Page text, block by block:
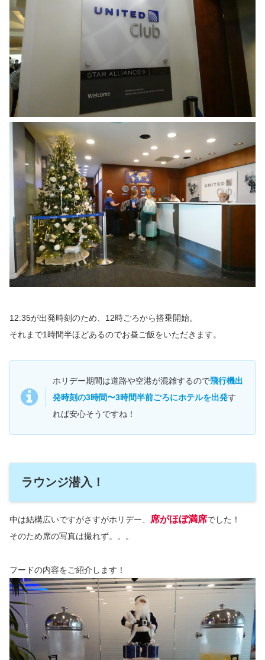
12:35が出発時刻のため、12時ごろから搭乗開始。
それまで1時間半ほどあるのでお昼ご飯をいただきます。
ホリデー期間は道路や空港が混雑するので飛行機出
発時刻の3時間〜3時間半前ごろにホテルを出発す
れば安心そうですね！
ラウンジ潜入！
中は結構広いですがさすがホリデー、 席がほぼ満席でした！
そのため席の写真は撮れず。。。
フードの内容をご紹介します！